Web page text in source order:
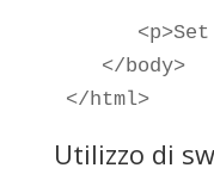
   </body>
</html>
Utilizzo di